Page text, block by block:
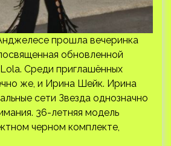
прошла вечеринка
обновленной
Среди приглашённых
же, и Ирина Шейк. Ирина
сети Звезда однозначно
36-летняя модель
черном комплекте,